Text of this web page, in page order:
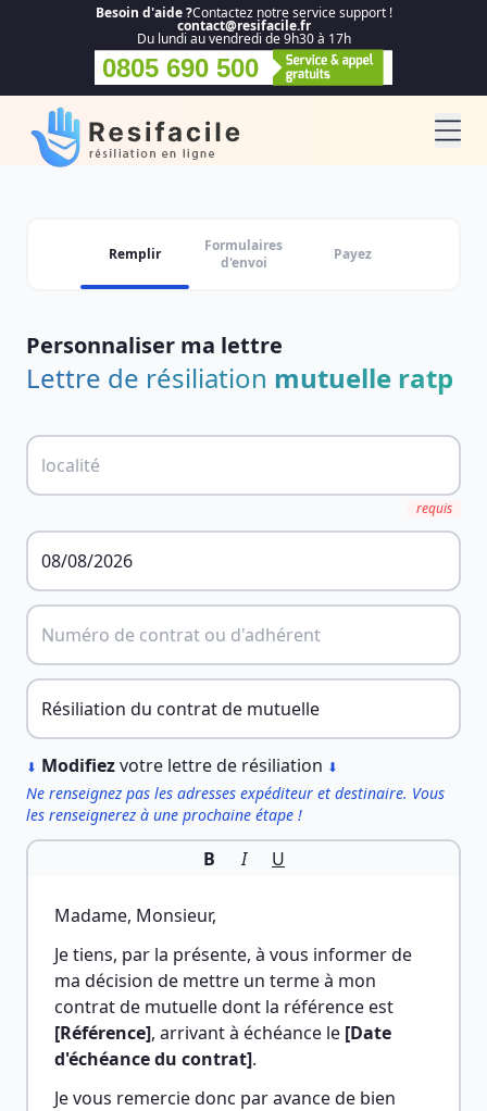
Besoin d'aide ?Contactez notre service support !
contact@resifacile.fr
Du lundi au vendredi de 9h30 à 17h
0805 690 500
Remplir
Formulaires
d'envoi
Payez
Personnaliser ma lettre
Lettre de résiliation mutuelle ratp
requis
⬇ Modifiezvotre lettre de résiliation ⬇
Ne renseignez pas les adresses expéditeur et destinaire. Vous
les renseignerez à une prochaine étape !
B I U
Madame, Monsieur,
Je tiens, par la présente, à vous informer de
ma décision de mettre un terme à mon
[Référence], arrivant à échéance le [Date
d'échéance du contrat].
Je vous remercie donc par avance de bien